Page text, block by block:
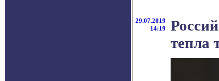
29.07.2019
14:19
тепла